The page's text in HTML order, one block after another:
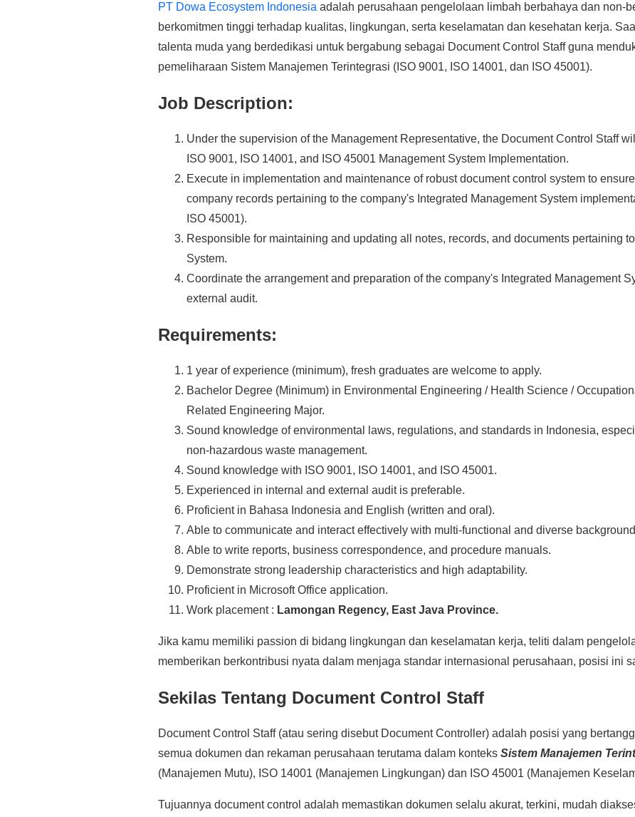
PT Dowa Ecosystem Indonesia adalah perusahaan pengelolaan limbah berbahaya dan non-
berkomitmen tinggi terhadap kualitas, lingkungan, serta keselamatan dan kesehatan kerja.
talenta muda yang berdedikasi untuk bergabung sebagai Document Control Staff guna
pemeliharaan Sistem Manajemen Terintegrasi (ISO 9001, ISO 14001, dan ISO 45001).
Job Description:
Under the supervision of the Management Representative, the Document Control Staff
ISO 9001, ISO 14001, and ISO 45001 Management System Implementation.
Execute in implementation and maintenance of robust document control system to
company records pertaining to the company's Integrated Management System
ISO 45001).
Responsible for maintaining and updating all notes, records, and documents pertaining
System.
Coordinate the arrangement and preparation of the company's Integrated Management
external audit.
Requirements:
1 year of experience (minimum), fresh graduates are welcome to apply.
Bachelor Degree (Minimum) in Environmental Engineering / Health Science /
Related Engineering Major.
Sound knowledge of environmental laws, regulations, and standards in Indonesia,
non-hazardous waste management.
Sound knowledge with ISO 9001, ISO 14001, and ISO 45001.
Experienced in internal and external audit is preferable.
Proficient in Bahasa Indonesia and English (written and oral).
Able to communicate and interact effectively with multi-functional and diverse
Able to write reports, business correspondence, and procedure manuals.
Demonstrate strong leadership characteristics and high adaptability.
Proficient in Microsoft Office application.
Work placement : Lamongan Regency, East Java Province.
Jika kamu memiliki passion di bidang lingkungan dan keselamatan kerja, teliti dalam
memberikan berkontribusi nyata dalam menjaga standar internasional perusahaan, posisi ini
Sekilas Tentang Document Control Staff
Document Control Staff (atau sering disebut Document Controller) adalah posisi yang
semua dokumen dan rekaman perusahaan terutama dalam konteks Sistem Manajemen
(Manajemen Mutu), ISO 14001 (Manajemen Lingkungan) dan ISO 45001 (Manajemen
Tujuannya document control adalah memastikan dokumen selalu akurat, terkini, mudah